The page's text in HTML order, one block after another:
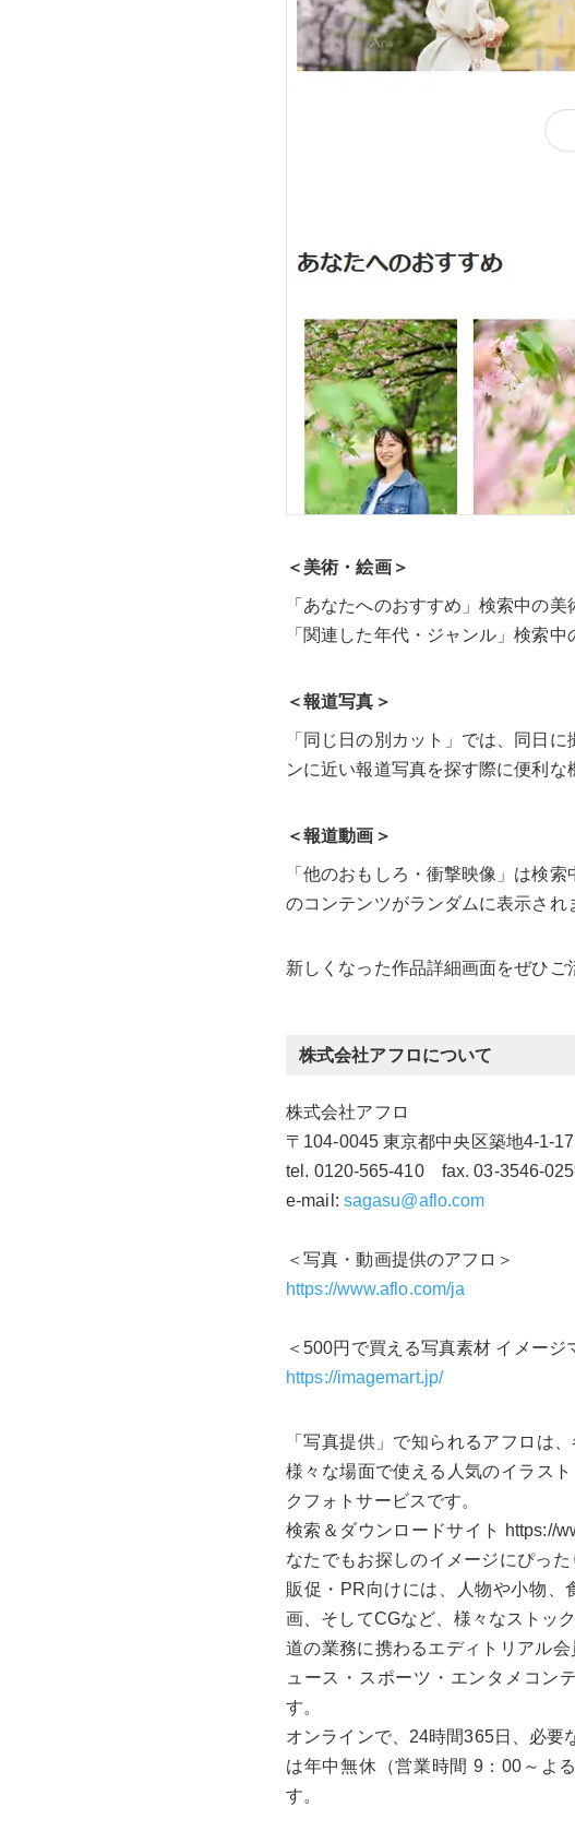
＜美術・絵画＞
「あなたへのおすすめ」検索中の
「関連した年代・ジャンル」検索
＜報道写真＞
「同じ日の別カット」では、同日
ンに近い報道写真を探す際に便利な
＜報道動画＞
「他のおもしろ・衝撃映像」は​検
のコンテンツがランダムに表示され
新しくなった作品詳細画面をぜひご
株式会社アフロについて
株式会社アフロ
〒104-0045 東京都中央区築地4-1-
tel. 0120-565-410 fax. 03-3546-
e-mail: sagasu@aflo.com
＜写真・動画提供のアフロ＞
https://www.aflo.com/ja
＜500円で買える写真素材 イメージ
https://imagemart.jp/
「写真提供」で知られるアフロは
様々な場面で使える人気のイラス
クフォトサービスです。
検索＆ダウンロードサイト https://
なたでもお探しのイメージにぴっ
販促・PR向けには、人物や小物、
画、そしてCGなど、様々なストッ
道の業務に携わるエディトリアル
ュース・スポーツ・エンタメコン
す。
オンラインで、24時間365日、必要
は年中無休（営業時間 9：00～よ
す。